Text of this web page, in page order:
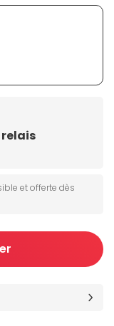
et offerte dès